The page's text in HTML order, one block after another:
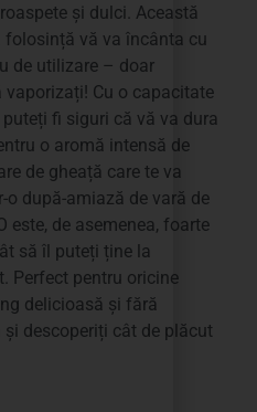
și dulci. Această
vă va încânta cu
de utilizare – doar
Cu o capacitate
fi siguri că vă va dura
o aromă intensă de
de gheață care te va
după-amiază de vară de
este, de asemenea, foarte
să îl puteți ține la
Perfect pentru oricine
delicioasă și fără
descoperiți cât de plăcut